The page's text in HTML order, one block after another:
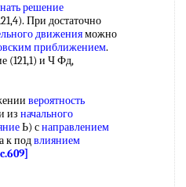
решение
При достаточно
движенияможно
приближением.
(121,1) и Ч Фд,
вероятность
из начального
Ь) снаправлением
к подвлиянием